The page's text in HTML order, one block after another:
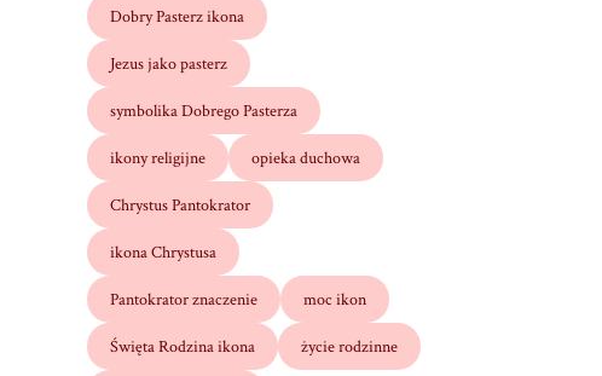
Dobry Pasterz ikona
Jezus jako pasterz
symbolika Dobrego Pasterza
ikony religijne opieka duchowa
Chrystus Pantokrator
ikona Chrystusa
Pantokrator znaczenie moc ikon
Święta Rodzina ikona życie rodzinne